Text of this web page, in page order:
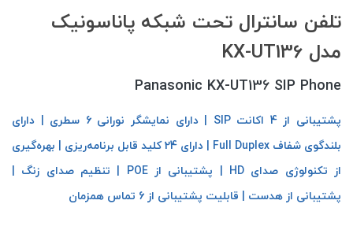
تلفن سانترال تحت شبکه پاناسونیک
مدل KX-UT136
Panasonic KX-UT136 SIP Phone
پشتیبانی از 4 اکانت SIP | دارای نمایشگر نورانی 6 سطری | دارای
بلندگوی شفاف Full Duplex | دارای 24 کلید قابل برنامه‌ریزی | بهره‌گیری
از تکنولوژی صدای HD | پشتیبانی از POE | تنظیم صدای زنگ |
پشتیبانی از هدست | قابلیت پشتیبانی از 6 تماس همزمان